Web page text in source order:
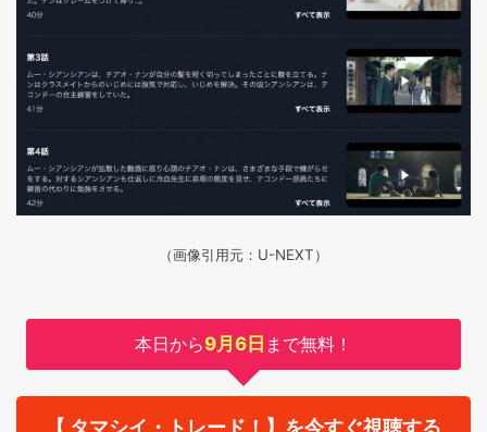
（画像引用元：U-NEXT）
本日から9月6日 まで無料！
【 タマシイ・トレード！】を今すぐ視聴する